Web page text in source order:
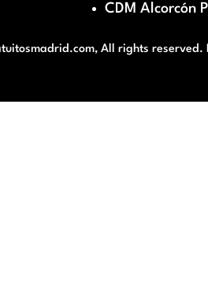
CDM Alcorcón
All rights reserved.